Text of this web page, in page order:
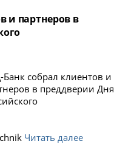
и партнеров в
собрал клиентов и
в преддверии Дня
Читать далее